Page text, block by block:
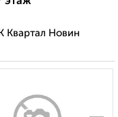
Квартал Новин